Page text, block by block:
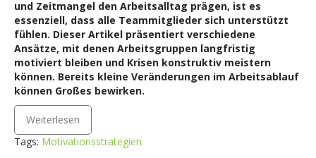
und Zeitmangel den Arbeitsalltag prägen, ist es
essenziell, dass alle Teammitglieder sich unterstützt
fühlen. Dieser Artikel präsentiert verschiedene
Ansätze, mit denen Arbeitsgruppen langfristig
motiviert bleiben und Krisen konstruktiv meistern
können. Bereits kleine Veränderungen im Arbeitsablauf
können Großes bewirken.
Weiterlesen
Tags: Motivationsstrategien